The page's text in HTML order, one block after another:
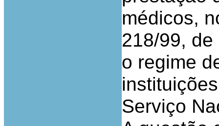
médicos,
218/99,
o regime
Serviço